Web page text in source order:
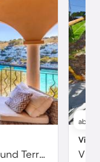
Ferienhaus mit Whirlpool, Grill und Terrasse
ab
Villa